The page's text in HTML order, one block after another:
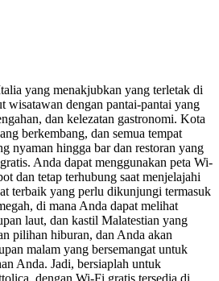
yang menakjubkan yang terletak di
wisatawan dengan pantai-pantai yang
dan kelezatan gastronomi. Kota
berkembang, dan semua tempat
nyaman hingga bar dan restoran yang
Anda dapat menggunakan peta Wi-
dan tetap terhubung saat menjelajahi
terbaik yang perlu dikunjungi termasuk
di mana Anda dapat melihat
laut, dan kastil Malatestian yang
pilihan hiburan, dan Anda akan
malam yang bersemangat untuk
Anda. Jadi, bersiaplah untuk
dengan Wi-Fi gratis tersedia di